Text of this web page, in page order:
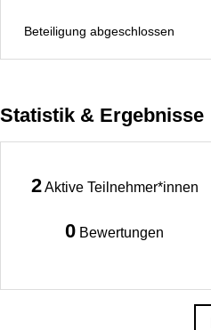
Beteiligung abgeschlossen
Statistik & Ergebnisse
2 Aktive Teilnehmer*innen
0 Bewertungen